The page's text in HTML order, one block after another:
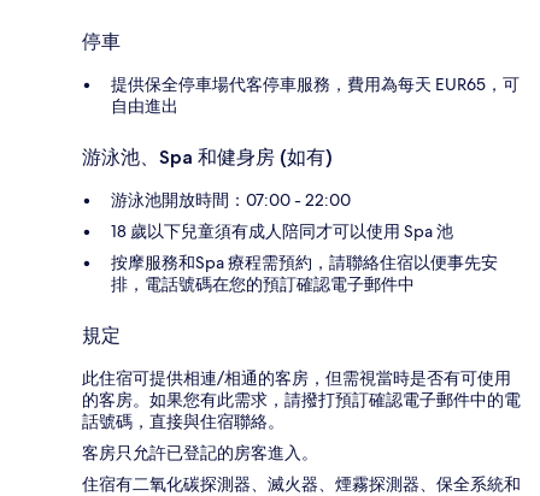
停車
提供保全停車場代客停車服務，費用為每天 EUR65，可
自由進出
游泳池、Spa 和健身房 (如有)
游泳池開放時間：07:00 - 22:00
18 歲以下兒童須有成人陪同才可以使用 Spa 池
按摩服務和Spa 療程需預約，請聯絡住宿以便事先安
排，電話號碼在您的預訂確認電子郵件中
規定
此住宿可提供相連/相通的客房，但需視當時是否有可使用
的客房。如果您有此需求，請撥打預訂確認電子郵件中的電
話號碼，直接與住宿聯絡。
客房只允許已登記的房客進入。
住宿有二氧化碳探測器、滅火器、煙霧探測器、保全系統和